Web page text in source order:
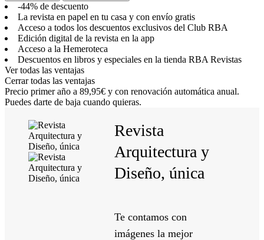
-44% de descuento
La revista en papel en tu casa y con envío gratis
Acceso a todos los descuentos exclusivos del Club RBA
Edición digital de la revista en la app
Acceso a la Hemeroteca
Descuentos en libros y especiales en la tienda RBA Revistas
Ver todas las ventajas
Cerrar todas las ventajas
Precio primer año a 89,95€ y con renovación automática anual.
Puedes darte de baja cuando quieras.
Revista
Arquitectura y
Diseño, única
Te contamos con
imágenes la mejor